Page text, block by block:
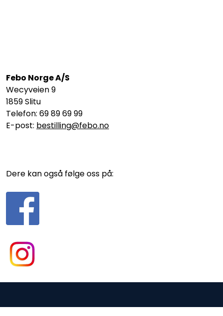
Febo Norge A/S
Wecyveien 9
1859 Slitu
Telefon: 69 89 69 99
E-post: bestilling@febo.no
Dere kan også følge oss på: